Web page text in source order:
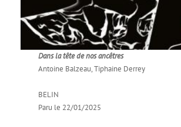
Dans la tête de nos ancêtres
Antoine Balzeau, Tiphaine Derrey
BELIN
Paru le 22/01/2025